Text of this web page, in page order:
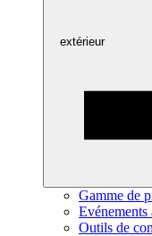
extérieur
Gamme de
Evénements
Outils de